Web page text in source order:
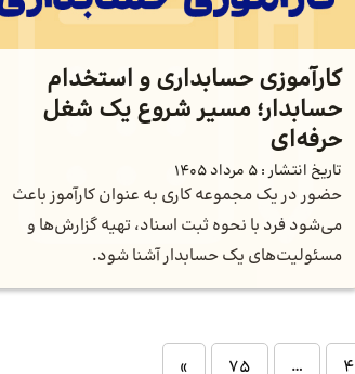
کارآموزی حسابداری و استخدام
حسابدار؛ مسیر شروع یک شغل
حرفه‌ای
تاریخ انتشار : 5 مرداد 1405
حضور در یک مجموعه کاری به عنوان کارآموز باعث
می‌شود فرد با نحوه ثبت اسناد، تهیه گزارش‌ها و
مسئولیت‌های یک حسابدار آشنا شود.
4
…
75
»